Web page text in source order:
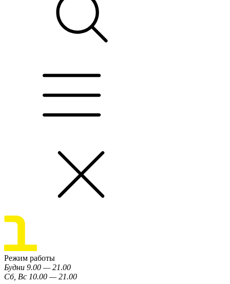
Режим работы
Будни 9.00 — 21.00
Сб, Вс 10.00 — 21.00